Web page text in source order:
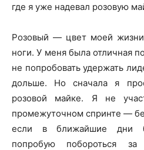
где я уже надевал розовую
Розовый — цвет моей
ноги. У меня была отличная
не попробовать удержать
дольше. Но сначала я
розовой майке. Я не
промежуточном спринте —
если в ближайшие дни
попробую побороться за